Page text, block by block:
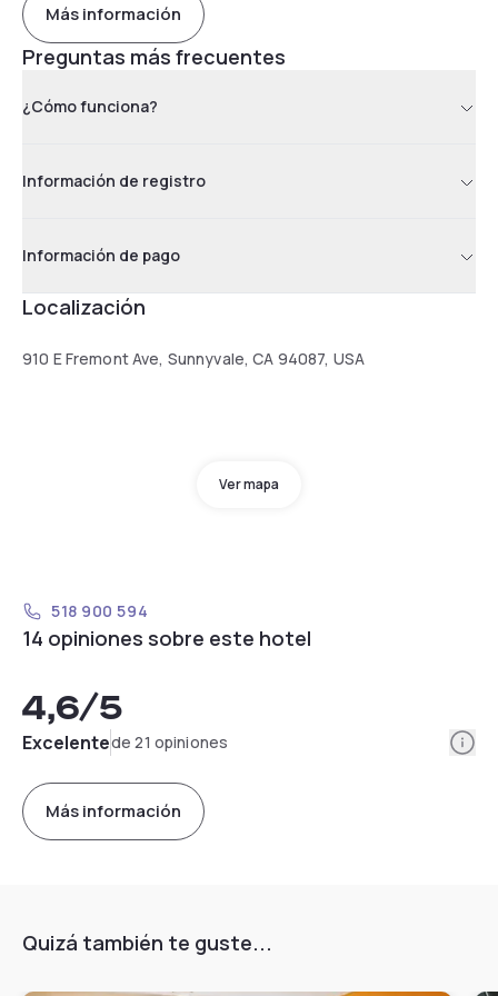
Más información
Preguntas más frecuentes
¿Cómo funciona?
Información de registro
Información de pago
Localización
910 E Fremont Ave, Sunnyvale, CA 94087, USA
Ver mapa
518 900 594
14 opiniones sobre este hotel
4,6/5
Excelentede 21 opiniones
Más información
Quizá también te guste...